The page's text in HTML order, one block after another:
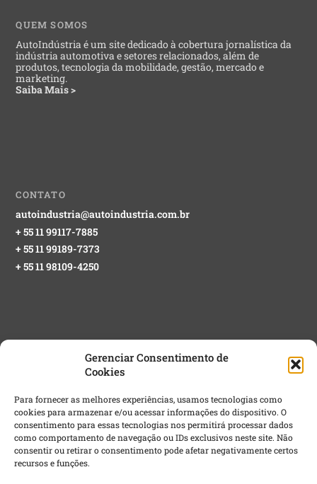
Gerenciar Consentimento de
Cookies
Para fornecer as melhores experiências, usamos tecnologias como
cookies para armazenar e/ou acessar informações do dispositivo. O
consentimento para essas tecnologias nos permitirá processar dados
como comportamento de navegação ou IDs exclusivos neste site. Não
consentir ou retirar o consentimento pode afetar negativamente certos
recursos e funções.
QUEM SOMOS
AutoIndústria é um site dedicado à cobertura jornalística da
indústria automotiva e setores relacionados, além de
produtos, tecnologia da mobilidade, gestão, mercado e
marketing.
Saiba Mais >
CONTATO
autoindustria@autoindustria.com.br
+ 55 11 99117-7885
+ 55 11 99189-7373
+ 55 11 98109-4250
Email*